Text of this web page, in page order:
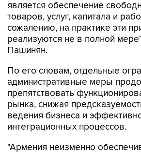
сожалению, на практике эти
реализуются не в полной
Пашинян.
По его словам, отдельные
препятствовать
рынка, снижая
ведения бизнеса и
интеграционных процессов.
"Армения неизменно
недискриминационные